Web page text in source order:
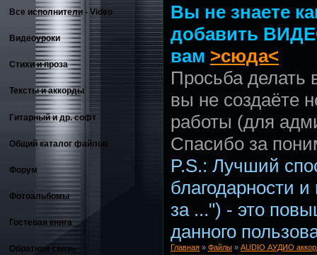
Все исполнители - Video
Видеоуроки
Стихи и проза
Тексты и аккорды
Гитарный и др. софт
Общий каталог файлов
Форум
Фотоальбомы
Гостевая книга
Обратная связь
Вы не знаете
добавить
вам >сюда<
Просьба делать
вы не создаёте
работы (для
Спасибо за
P.S.: Лучший
благодарности
за ...") - это
данного
Главная » Файлы » AUDIO АУДИО